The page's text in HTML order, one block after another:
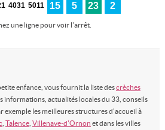
4031 5011 15 5 23 2
une ligne pour voir l'arrêt.
enfance, vous fournit la liste descrèches
informations, actualités locales du 33, conseils
exemple les meilleures structures d'accueil à
, Talence, Villenave-d'Ornon et dans les villes